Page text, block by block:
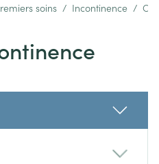
soins / Incontinence /